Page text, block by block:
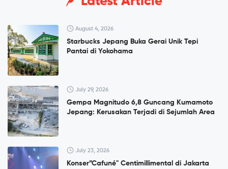
August 4, 2026
Starbucks Jepang Buka Gerai Unik Tepi
Pantai di Yokohama
July 29, 2026
Gempa Magnitudo 6,8 Guncang Kumamoto
Jepang: Kerusakan Terjadi di Sejumlah Area
July 23, 2026
Konser”Cafuné" Centimillimental di Jakarta